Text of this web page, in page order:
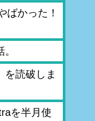
ばかった！
を読破しま
を半月使